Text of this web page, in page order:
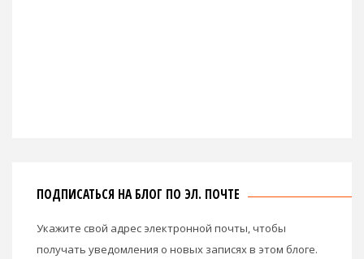
ПОДПИСАТЬСЯ НА БЛОГ ПО ЭЛ. ПОЧТЕ
Укажите свой адрес электронной почты, чтобы
получать уведомления о новых записях в этом блоге.